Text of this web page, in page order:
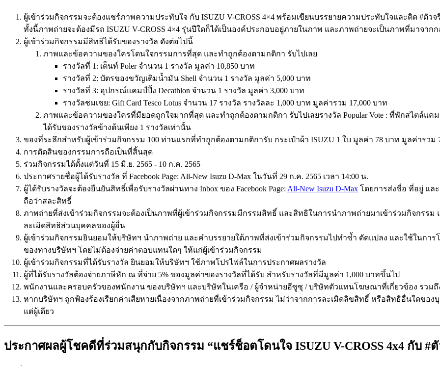
ผู้เข้าร่วมกิจกรรมจะต้องแชร์ภาพความประทับใจ กับ ISUZU V-CROSS 4×4 พร้อมเขียนบรรยายความประทับใจและติด #ตั
ทั้งนี้ภาพถ่ายจะต้องมีรถ ISUZU V-CROSS 4×4 รุ่นปีใดก็ได้เป็นองค์ประกอบอยู่ภายในภาพ และภาพถ่ายจะเป็นภาพที่มาจาก
ผู้เข้าร่วมกิจกรรมมีสิทธิได้รับของรางวัล ดังต่อไปนี้
ภาพและข้อความของใครโดนใจกรรมการที่สุด และทำถูกต้องตามกติกา รับไปเลย
รางวัลที่ 1: เต็นท์ Poler จำนวน 1 รางวัล มูลค่า 10,850 บาท
รางวัลที่ 2: บัตรของขวัญเติมน้ำมัน Shell จำนวน 1 รางวัล มูลค่า 5,000 บาท
รางวัลที่ 3: อุปกรณ์แคมป์ปิ้ง Decathlon จำนวน 1 รางวัล มูลค่า 3,000 บาท
รางวัลชมเชย: Gift Card Tesco Lotus จำนวน 17 รางวัล รางวัลละ 1,000 บาท มูลค่ารวม 17,000 บาท
ภาพและข้อความของใครที่มียอดถูกใจมากที่สุด และทำถูกต้องตามกติกา รับไปเลยรางวัล Popular Vote : ที่พักสไตล์แค
ได้รับของรางวัลข้างต้นเพียง 1 รางวัลเท่านั้น
ของที่ระลึกสำหรับผู้เข้าร่วมกิจกรรม 100 ท่านแรกที่ทำถูกต้องตามกติการับ กระเป๋าผ้า ISUZU 1 ใบ มูลค่า 78 บาท มูลค่ารวม
การตัดสินของกรรมการถือเป็นที่สิ้นสุด
ร่วมกิจกรรมได้ตั้งแต่วันที่ 15 มิ.ย. 2565 - 10 ก.ค. 2565
ประกาศรายชื่อผู้ได้รับรางวัล ที่ Facebook Page: All-New Isuzu D-Max ในวันที่ 29 ก.ค. 2565 เวลา 14:00 น.
ผู้ได้รับรางวัลจะต้องยืนยันสิทธิ์เพื่อรับรางวัลผ่านทาง Inbox ของ Facebook Page: All-New Isuzu D-Max โดยการส่งชื่อ ที่อยู่ แล
ถือว่าสละสิทธิ์
ภาพถ่ายที่ส่งเข้าร่วมกิจกรรมจะต้องเป็นภาพที่ผู้เข้าร่วมกิจกรรมมีกรรมสิทธิ์ และสิทธิในการนำภาพถ่ายมาเข้าร่วมกิจกรร
ละเมิดสิทธิส่วนบุคคลของผู้อื่น
ผู้เข้าร่วมกิจกรรมยินยอมให้บริษัทฯ นำภาพถ่าย และคำบรรยายใต้ภาพที่ส่งเข้าร่วมกิจกรรมไปทำซ้ำ ดัดแปลง และใช้ในก
ของทางบริษัทฯ โดยไม่ต้องจ่ายค่าตอบแทนใดๆ ให้แก่ผู้เข้าร่วมกิจกรรม
ผู้เข้าร่วมกิจกรรมที่ได้รับรางวัล ยินยอมให้บริษัทฯ ใช้ภาพโปรไฟล์ในการประกาศผลรางวัล
ผู้ที่ได้รับรางวัลต้องจ่ายภาษีหัก ณ ที่จ่าย 5% ของมูลค่าของรางวัลที่ได้รับ สำหรับรางวัลที่มีมูลค่า 1,000 บาทขึ้นไป
พนักงานและครอบครัวของพนักงาน ของบริษัทฯ และบริษัทในเครือ / ผู้จำหน่ายอีซูซุ / บริษัทตัวแทนโฆษณาที่เกี่ยวข้อง รวม
หากบริษัทฯ ถูกฟ้องร้องเรียกค่าเสียหายเนื่องจากภาพถ่ายที่เข้าร่วมกิจกรรม ไม่ว่าจากการละเมิดลิขสิทธิ์ หรือสิทธิอื่นใดขอ
แต่ผู้เดียว
ประกาศผลผู้โชคดีที่ร่วมสนุกกับกิจกรรม “แชร์ช็อตโดนใจ ISUZU V-CROSS 4x4 กับ #